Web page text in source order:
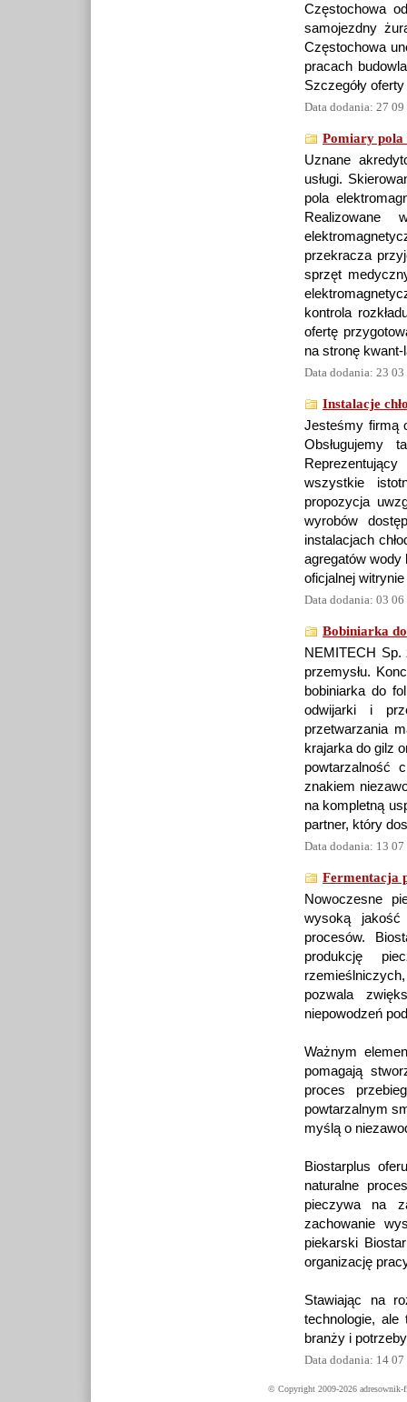
Częstochowa
samojezdny
Częstochowa
pracach
Szczegóły
Data dodania: 27
Pomiary pola
Uznane
usługi.
pola
przekracza
sprzęt
kontrola
ofertę
na stronę kwant-
Data dodania: 23
Instalacje
Jesteśmy firmą
Obsługujemy
wszystkie
propozycja
wyrobów
instalacjach
agregatów wody
oficjalnej
Data dodania: 03
Bobiniarka
NEMITECH
przemysłu.
bobiniarka do
odwijarki i
przetwarzania
krajarka do gilz
powtarzalność
znakiem
na kompletną
partner, który
Data dodania: 13
Fermentacja
Nowoczesne
wysoką jakość
procesów.
produkcję
pozwala
niepowodzeń
Ważnym
pomagają
proces
powtarzalnym
myślą o
Biostarplus
naturalne
pieczywa na
zachowanie
piekarski
organizację
Stawiając na
technologie,
branży i
Data dodania: 14
© Copyright 2009-2026